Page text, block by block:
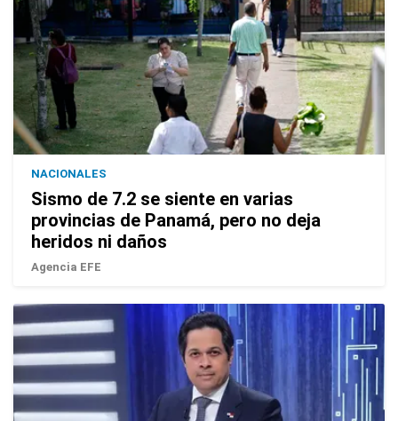
NACIONALES
Sismo de 7.2 se siente en varias
provincias de Panamá, pero no deja
heridos ni daños
Agencia EFE